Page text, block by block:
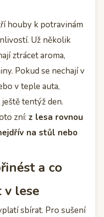
houby k potravinám
Už několik
ztrácet aroma,
Pokud se nechají v
v teple auta,
tentýž den.
zní: z lesa rovnou
na stůl nebo
a co
v lese
sbírat. Pro sušení